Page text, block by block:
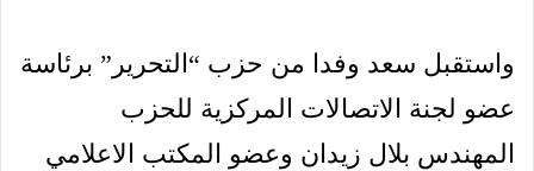
واستقبل سعد وفدا من حزب “التحرير” برئاسة
عضو لجنة الاتصالات المركزية للحزب
المهندس بلال زيدان وعضو المكتب الاعلامي